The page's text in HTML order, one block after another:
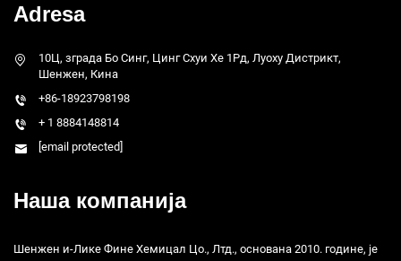
Adresa
10Ц, зграда Бо Синг, Цинг Схуи Хе 1Рд, Луоху Дистрикт,
Шенжен, Кина
+86-18923798198
+ 1 8884148814
[email protected]
Наша компанија
Шенжен и-Лике Фине Хемицал Цо., Лтд., основана 2010. године, је